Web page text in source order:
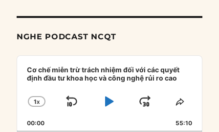
NGHE PODCAST NCQT
Audio
Player
Cơ chế miễn trừ trách nhiệm đối với các quyết
định đầu tư khoa học và công nghệ rủi ro cao
CHANGE
RATE
1X
SKIP
PLAYJUMP
FORWARD
SHARE
00:00 55:10